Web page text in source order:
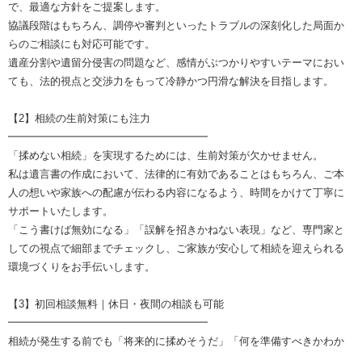
で、最適な方針をご提案します。
協議段階はもちろん、調停や審判といったトラブルの深刻化した局面か
らのご相談にも対応可能です。
遺産分割や遺留分侵害の問題など、感情がぶつかりやすいテーマにおい
ても、法的視点と交渉力をもって冷静かつ円滑な解決を目指します。
【2】相続の生前対策にも注力
━━━━━━━━━━━━━━━━━━━
「揉めない相続」を実現するためには、生前対策が欠かせません。
私は遺言書の作成において、法律的に有効であることはもちろん、ご本
人の想いや家族への配慮が伝わる内容になるよう、時間をかけて丁寧に
サポートいたします。
「こう書けば無効になる」「誤解を招きかねない表現」など、専門家と
しての視点で細部までチェックし、ご家族が安心して相続を迎えられる
環境づくりをお手伝いします。
【3】初回相談無料｜休日・夜間の相談も可能
━━━━━━━━━━━━━━━━━━━
相続が発生する前でも「将来的に揉めそうだ」「何を準備すべきかわか